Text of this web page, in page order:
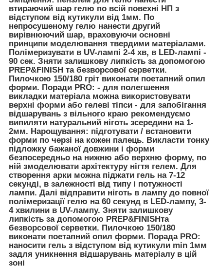
втираючий шар гелю по всій повехні НП з
відступом від кутикули від 1мм. По
непросушеному гелю нанести другий
вирівнюючий шар, враховуючи основні
принципи моделювання твердими матеріалами.
Полімеризувати в UV-лампі 2-4 хв, в LED-лампі -
90 сек. Зняти залишкову липкість за допомогою
PREP&FINISH та безворсової серветки.
Пилочкою 150/180 гріт виконати поетапний опил
форми. Поради PRO: - для полегшення
викладки матеріала можна використовувати
верхні форми або гелеві тіпси - для запобігання
відшарувань з вільного краю рекомендуємо
випиляти натуральний ніготь зсередини на 1-
2мм. Нарощування: підготувати / встановити
форми по черзі на кожен палець. Викласти тонку
підложку бажаної довжини і форми
безпосередньо на нижню або верхню форму, по
ній змоделювати архітектуру нігтя гелем. Для
створення арки можна піджати гель на 7-12
секунді, в залежності від типу і потужності
лампи. Далі відправити ніготь в лампу до повної
полімеризації гелю на 60 секунд в LED-лампу, 3-
4 хвилини в UV-лампу. Зняти залишкову
липкість за допомогою PREP&FINISHта
безворсової серветки. Пилочкою 150/180
виконати поетапний опил форми. Порада PRO:
наносити гель з відступом від кутикули min 1мм
задля уникнення відшарувань матеріалу в цій
зоні